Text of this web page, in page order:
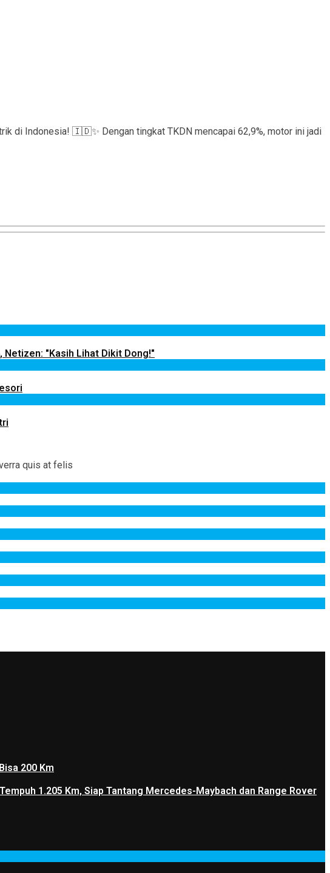
di Indonesia! 🇮🇩✨ Dengan tingkat TKDN mencapai 62,9%, motor ini jadi
Netizen: "Kasih Lihat Dikit Dong!"
quis at felis
200 Km
1.205 Km, Siap Tantang Mercedes-Maybach dan Range Rover